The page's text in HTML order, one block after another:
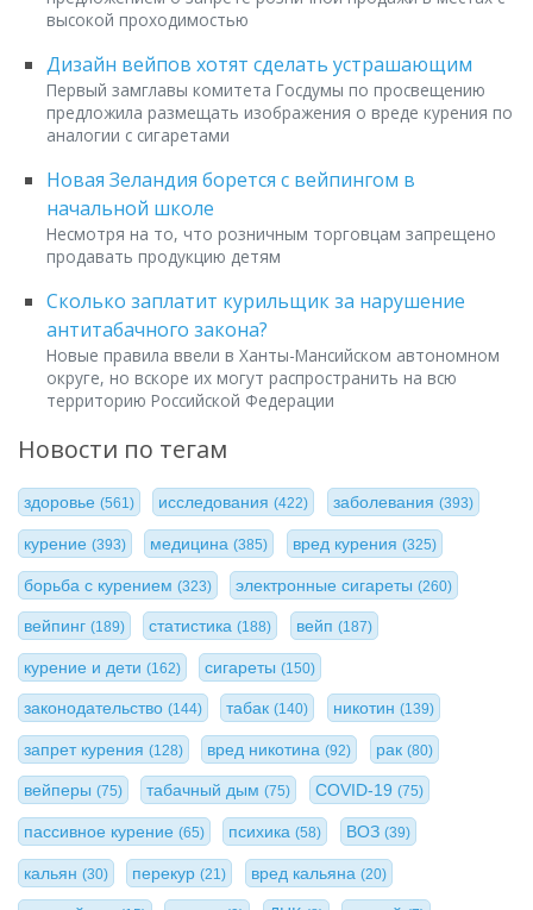
высокой проходимостью
Дизайн вейпов хотят сделать устрашающим
Первый замглавы комитета Госдумы по просвещению
предложила размещать изображения о вреде курения по
аналогии с сигаретами
Новая Зеландия борется с вейпингом в
начальной школе
Несмотря на то, что розничным торговцам запрещено
продавать продукцию детям
Сколько заплатит курильщик за нарушение
антитабачного закона?
Новые правила ввели в Ханты-Мансийском автономном
округе, но вскоре их могут распространить на всю
территорию Российской Федерации
Новости по тегам
здоровье (561) исследования(422) заболевания (393)
курение (393) медицина(385) вред курения (325)
борьба с курением (323) электронные сигареты(260)
вейпинг (189) статистика(188) вейп (187)
курение и дети (162) сигареты(150)
законодательство (144) табак(140) никотин (139)
запрет курения (128) вред никотина(92) рак (80)
вейперы (75) табачный дым(75) COVID-19 (75)
пассивное курение (65) психика(58) ВОЗ (39)
кальян (30) перекур(21) вред кальяна (20)